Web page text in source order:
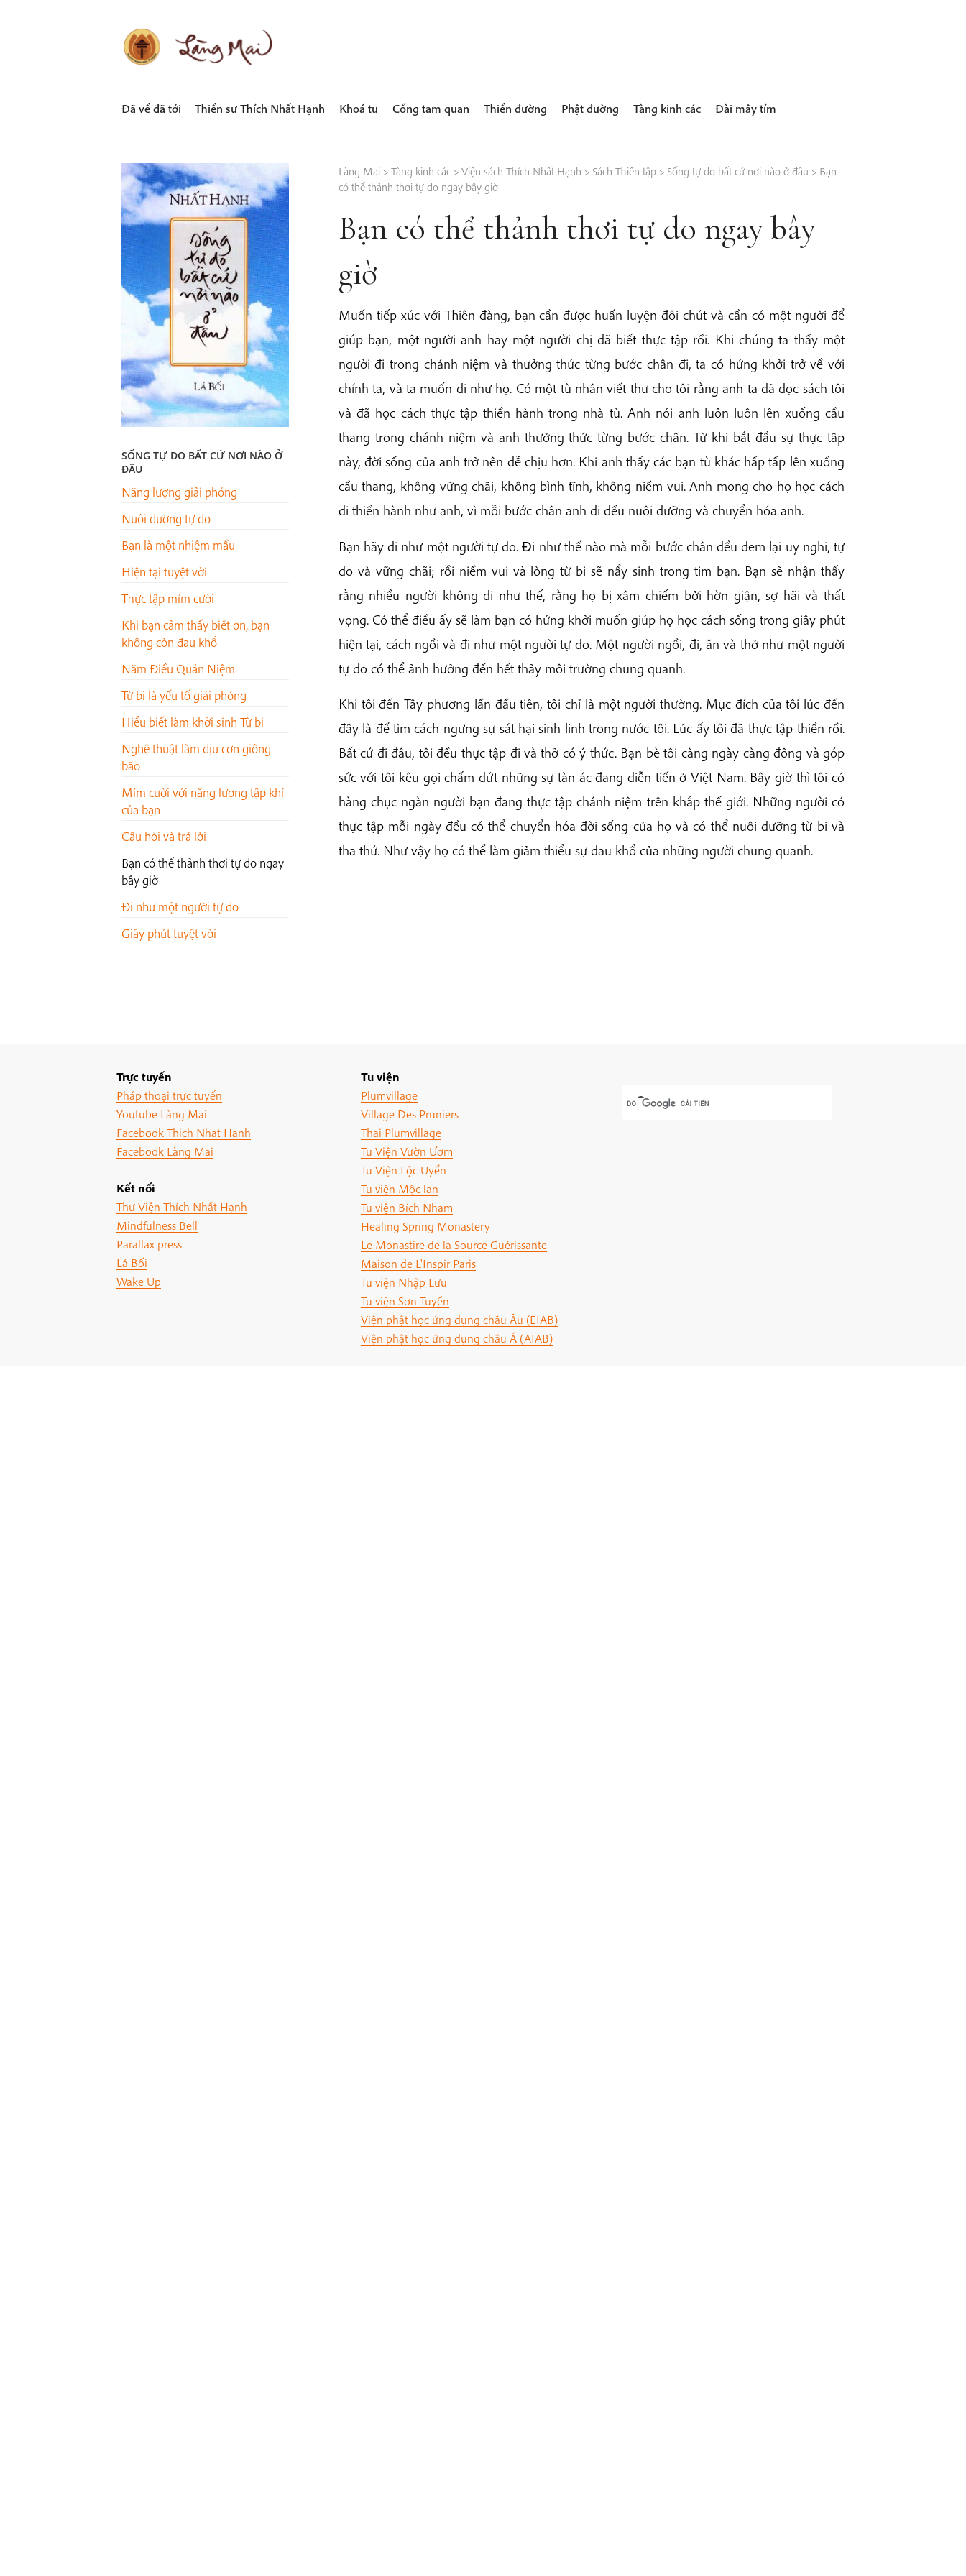
LÀNG MAI
Đã về đã tới Thiền sư Thích Nhất Hạnh Khoá tu Cổng tam quan Thiền đường Phật đường Tàng kinh các Đài mây tím
SỐNG TỰ DO BẤT CỨ NƠI NÀO Ở
ĐÂU
Năng lượng giải phóng
Nuôi dưỡng tự do
Bạn là một nhiệm mầu
Hiện tại tuyệt vời
Thực tập mỉm cười
Khi bạn cảm thấy biết ơn, bạn
không còn đau khổ
Năm Điều Quán Niệm
Từ bi là yếu tố giải phóng
Hiểu biết làm khởi sinh Từ bi
Nghệ thuật làm dịu cơn giông
bão
Mỉm cười với năng lượng tập khí
của bạn
Câu hỏi và trả lời
Bạn có thể thảnh thơi tự do ngay
bây giờ
Đi như một người tự do
Giây phút tuyệt vời
Làng Mai> Tàng kinh các> Viện sách Thích Nhất Hạnh > Sách Thiền tập> Sống tự do bất cứ nơi nào ở đâu > Bạn
có thể thảnh thơi tự do ngay bây giờ
Bạn có thể thảnh thơi tự do ngay bây
giờ
Muốn tiếp xúc với Thiên đàng, bạn cần được huấn luyện đôi chút và cần có một người để
giúp bạn, một người anh hay một người chị đã biết thực tập rồi. Khi chúng ta thấy một
người đi trong chánh niệm và thưởng thức từng bước chân đi, ta có hứng khởi trở về với
chính ta, và ta muốn đi như họ. Có một tù nhân viết thư cho tôi rằng anh ta đã đọc sách tôi
và đã học cách thực tập thiền hành trong nhà tù. Anh nói anh luôn luôn lên xuống cầu
thang trong chánh niệm và anh thưởng thức từng bước chân. Từ khi bắt đầu sự thực tâp
này, đời sống của anh trở nên dễ chịu hơn. Khi anh thấy các bạn tù khác hấp tấp lên xuống
cầu thang, không vững chãi, không bình tĩnh, không niềm vui. Anh mong cho họ học cách
đi thiền hành như anh, vì mỗi bước chân anh đi đều nuôi dưỡng và chuyển hóa anh.
Bạn hãy đi như một người tự do. Ði như thế nào mà mỗi bước chân đều đem lại uy nghi, tự
do và vững chãi; rồi niềm vui và lòng từ bi sẽ nẩy sinh trong tim bạn. Bạn sẽ nhận thấy
rằng nhiều người không đi như thế, rằng họ bị xâm chiếm bởi hờn giận, sợ hãi và thất
vọng. Có thể điều ấy sẽ làm bạn có hứng khởi muốn giúp họ học cách sống trong giây phút
hiện tại, cách ngồi và đi như một người tự do. Một người ngồi, đi, ăn và thở như một người
tự do có thể ảnh hưởng đến hết thảy môi trường chung quanh.
Khi tôi đến Tây phương lần đầu tiên, tôi chỉ là một người thường. Mục đích của tôi lúc đến
đây là để tìm cách ngưng sự sát hại sinh linh trong nước tôi. Lúc ấy tôi đã thực tập thiền rồi.
Bất cứ đi đâu, tôi đều thực tập đi và thở có ý thức. Bạn bè tôi càng ngày càng đông và góp
sức với tôi kêu gọi chấm dứt những sự tàn ác đang diễn tiến ở Việt Nam. Bây giờ thì tôi có
hàng chục ngàn người bạn đang thực tập chánh niệm trên khắp thế giới. Những người có
thực tập mỗi ngày đều có thể chuyển hóa đời sống của họ và có thể nuôi dưỡng từ bi và
tha thứ. Như vậy họ có thể làm giảm thiểu sự đau khổ của những người chung quanh.
Trực tuyến
Pháp thoại trực tuyến
Youtube Làng Mai
Facebook Thich Nhat Hanh
Facebook Làng Mai
Kết nối
Thư Viện Thích Nhất Hạnh
Mindfulness Bell
Parallax press
Lá Bối
Wake Up
Tu viện
Plumvillage
Village Des Pruniers
Thai Plumvillage
Tu Viện Vườn Ươm
Tu Viện Lộc Uyển
Tu viện Mộc lan
Tu viện Bích Nham
Healing Spring Monastery
Le Monastire de la Source Guérissante
Maison de L'Inspir Paris
Tu viện Nhập Lưu
Tu viện Sơn Tuyền
Viện phật học ứng dụng châu Âu (EIAB)
Viện phật học ứng dụng châu Á (AIAB)